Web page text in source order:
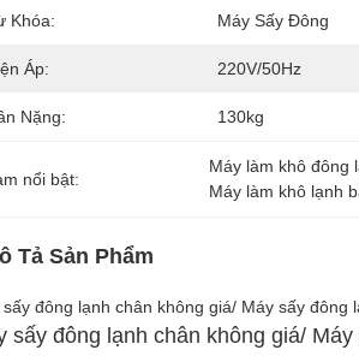
Khóa: Máy Sấy Đông
Áp: 220V/50Hz
Nặng: 130kg
nổi bật:
Máy làm khô đông
Máy làm khô lạnh
Tả Sản Phẩm
sấy đông lạnh chân không giá/ Máy sấy
sấy đông lạnh chân không giá/